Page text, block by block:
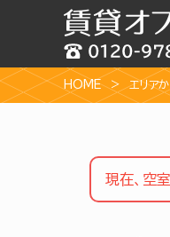
HOME エリア
現在、空